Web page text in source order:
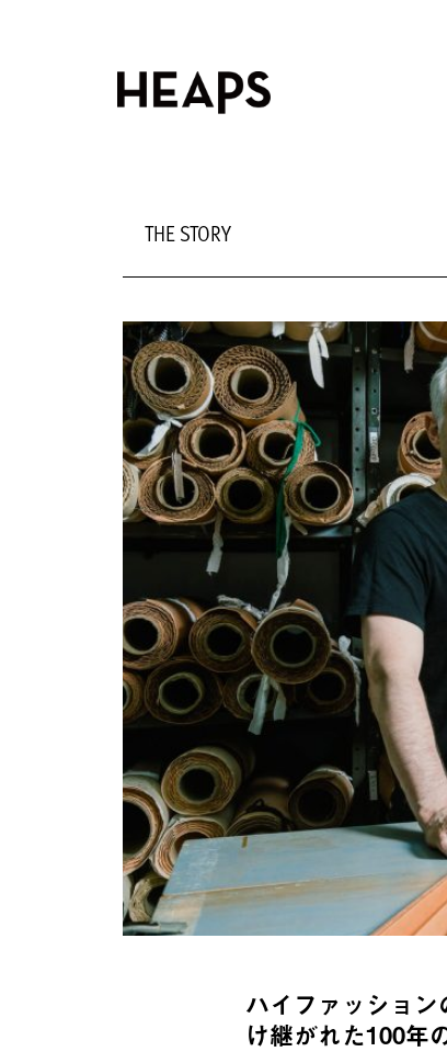
THE STORY
ハイファッショ
け継がれた100年